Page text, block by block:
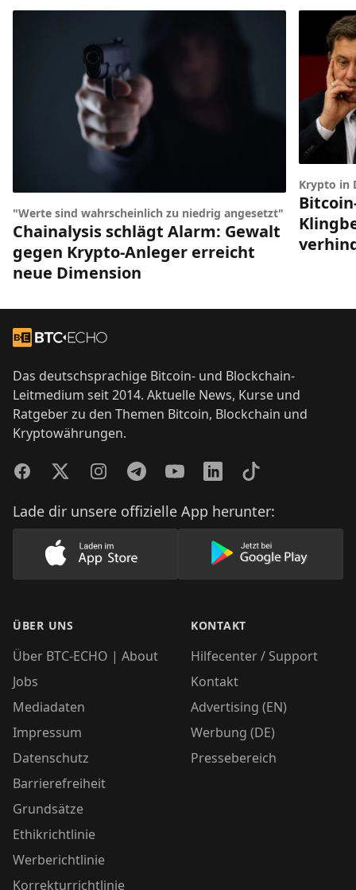
"Werte sind wahrscheinlich zu niedrig angesetzt"
Chainalysis schlägt Alarm: Gewalt
gegen Krypto-Anleger erreicht
neue Dimension
Krypto in
Zur Startseite
Das deutschsprachige Bitcoin- und Blockchain-
Leitmedium seit 2014. Aktuelle News, Kurse und
Ratgeber zu den Themen Bitcoin, Blockchain und
Kryptowährungen.
FacebookTwitterInstagramTelegramYouTubeLinkedInTikTok
Lade dir unsere offizielle App herunter:
Lade unsere App im AppStore herunter
Lade unsere
ÜBER UNS
Über BTC-ECHO | About
Jobs
Mediadaten
Impressum
Datenschutz
Barrierefreiheit
Grundsätze
Ethikrichtlinie
Werberichtlinie
Korrekturrichtlinie
KONTAKT
Hilfecenter / Support
Kontakt
Advertising (EN)
Werbung (DE)
Pressebereich